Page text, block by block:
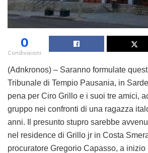
0
Condivisioni
(Adnkronos) – Saranno formulate
Tribunale di Tempio Pausania, in
pena per Ciro Grillo e i suoi tre amici,
gruppo nei confronti di una ragazza
anni. Il presunto stupro sarebbe
nel residence di Grillo jr in Costa
procuratore Gregorio Capasso, a inizio